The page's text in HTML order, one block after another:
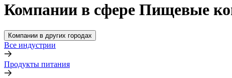
Компании в сфере Пищевые
Компании в других городах
Все индустрии
Продукты питания